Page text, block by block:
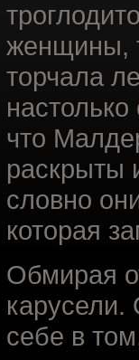
женщины,
торчала
что
раскрыты
словно
которая
Обмирая
карусели.
себе в